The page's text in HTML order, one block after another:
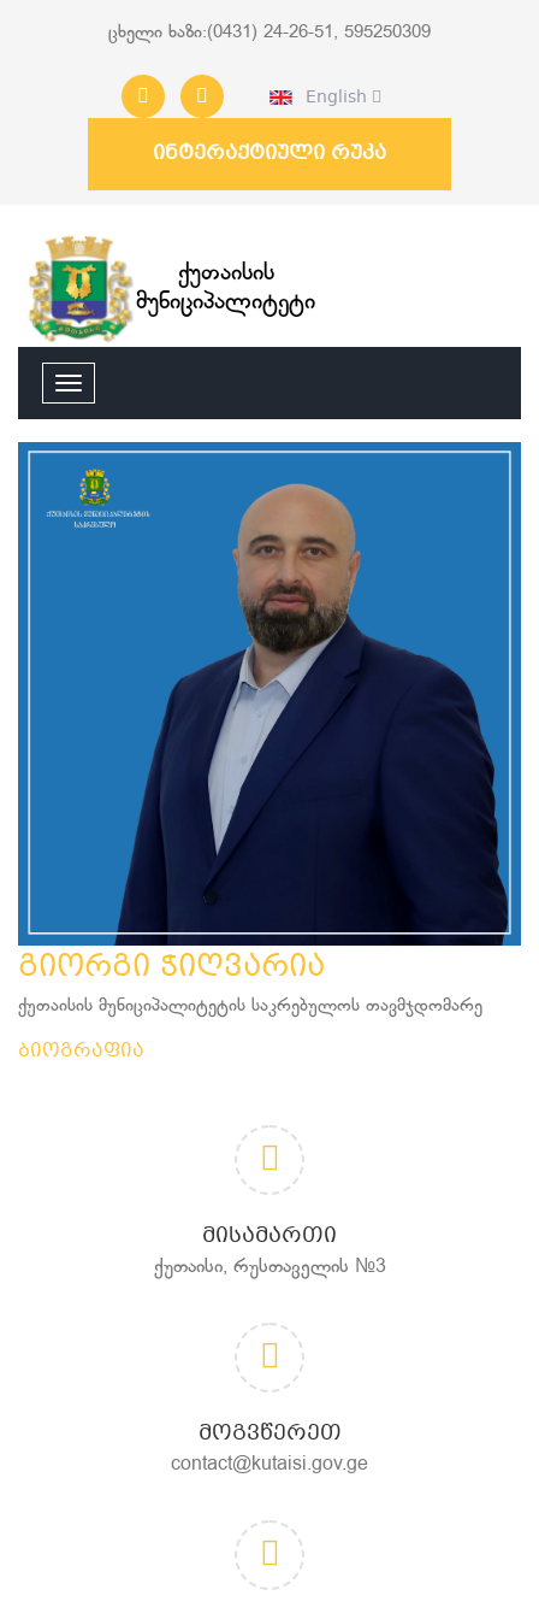
ცხელი ხაზი:(0431) 24-26-51, 595250309
English
ინტერაქტიული რუკა
ქუთაისის
მუნიციპალიტეტი
გიორგი ჭიღვარია
ქუთაისის მუნიციპალიტეტის საკრებულოს თავმჯდომარე
ბიოგრაფია
ᲛᲘᲡᲐᲛᲐᲠᲗᲘ
ქუთაისი, რუსთაველის №3
ᲛᲝᲒᲕᲬᲔᲠᲔᲗ
contact@kutaisi.gov.ge